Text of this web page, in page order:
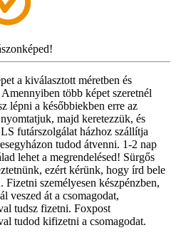
a kiválasztott méretben és
több képet szeretnél
lépni a későbbiekben erre az
majd keretezzük, és
futárszolgálat házhoz szállítja
tudod átvenni. 1-2 nap
lehet a megrendelésed! Sürgős
ezért kérünk, hogy írd bele
Fizetni személyesen készpénzben,
veszed át a csomagodat,
tudsz fizetni. Foxpost
tudod kifizetni a csomagodat.